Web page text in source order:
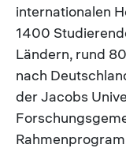
internationalen
1400
Ländern, rund
nach
der Jacobs